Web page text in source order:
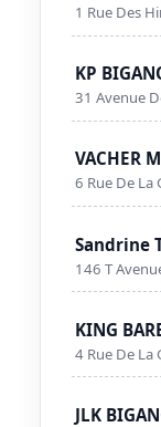
1 Rue Des
KP
31 Avenue
VACHER
6 Rue De
Sandrine
146 T
KING
4 Rue De
JLK